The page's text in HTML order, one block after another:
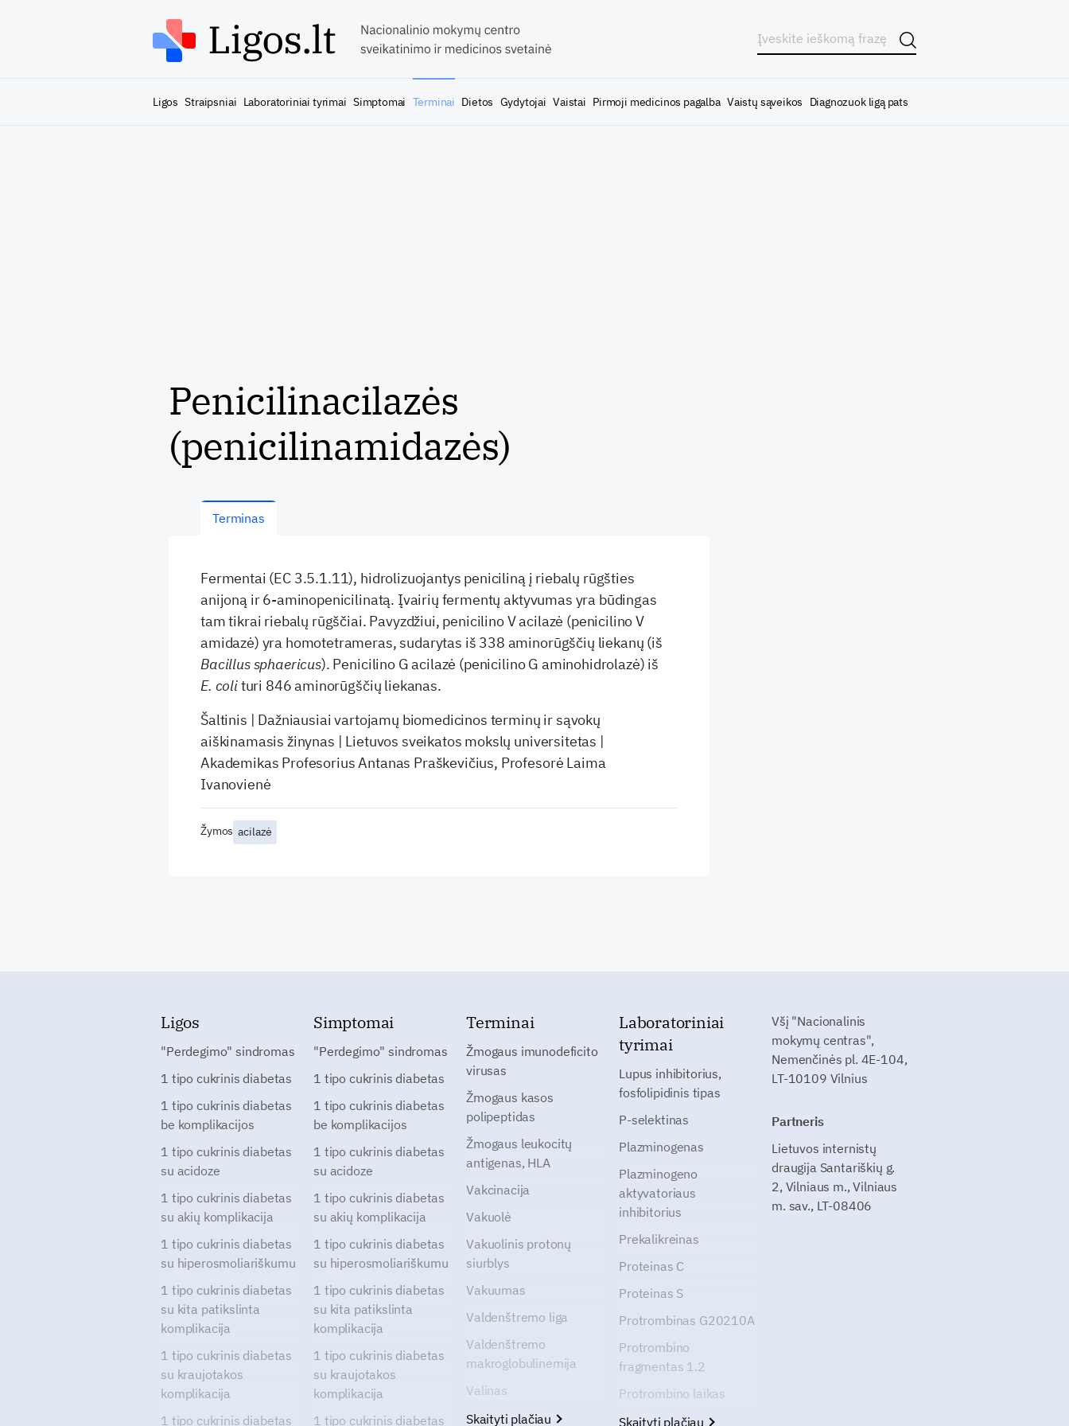
Ligos Straipsniai Laboratoriniai tyrimai Simptomai Terminai Dietos Gydytojai Vaistai Pirmoji medicinos pagalba Vaistų sąveikos Diagnozuok ligą pats
Penicilinacilazės
(penicilinamidazės)
Terminas
Fermentai (EC 3.5.1.11), hidrolizuojantys peniciliną į riebalų rūgšties
anijoną ir 6-aminopenicilinatą. Įvairių fermentų aktyvumas yra būdingas
tam tikrai riebalų rūgščiai. Pavyzdžiui, penicilino V acilazė (penicilino V
amidazė) yra homotetrameras, sudarytas iš 338 aminorūgščių liekanų (iš
Bacillus sphaericus). Penicilino G acilazė (penicilino G aminohidrolazė) iš
E. colituri 846 aminorūgščių liekanas.
Šaltinis | Dažniausiai vartojamų biomedicinos terminų ir sąvokų
aiškinamasis žinynas | Lietuvos sveikatos mokslų universitetas |
Akademikas Profesorius Antanas Praškevičius, Profesorė Laima
Ivanovienė
Žymos acilazė
Ligos
"Perdegimo" sindromas
1 tipo cukrinis diabetas
1 tipo cukrinis diabetas
be komplikacijos
1 tipo cukrinis diabetas
su acidoze
1 tipo cukrinis diabetas
su akių komplikacija
1 tipo cukrinis diabetas
su hiperosmoliariškumu
1 tipo cukrinis diabetas
su kita patikslinta
komplikacija
1 tipo cukrinis diabetas
su kraujotakos
komplikacija
1 tipo cukrinis diabetas
Simptomai
"Perdegimo" sindromas
1 tipo cukrinis diabetas
1 tipo cukrinis diabetas
be komplikacijos
1 tipo cukrinis diabetas
su acidoze
1 tipo cukrinis diabetas
su akių komplikacija
1 tipo cukrinis diabetas
su hiperosmoliariškumu
1 tipo cukrinis diabetas
su kita patikslinta
komplikacija
1 tipo cukrinis diabetas
su kraujotakos
komplikacija
1 tipo cukrinis diabetas
Terminai
Žmogaus imunodeficito
virusas
Žmogaus kasos
polipeptidas
Žmogaus leukocitų
antigenas, HLA
Vakcinacija
Vakuolė
Vakuolinis protonų
siurblys
Vakuumas
Valdenštremo liga
Valdenštremo
makroglobulinemija
Valinas
Skaityti plačiau
Laboratoriniai
tyrimai
Lupus inhibitorius,
fosfolipidinis tipas
P-selektinas
Plazminogenas
Plazminogeno
aktyvatoriaus
inhibitorius
Prekalikreinas
Proteinas C
Proteinas S
Protrombinas G20210A
Protrombino
fragmentas 1.2
Protrombino laikas
Skaityti plačiau
Všį "Nacionalinis
mokymų centras",
Nemenčinės pl. 4E-104,
LT-10109 Vilnius
Partneris
Lietuvos internistų
draugija Santariškių g.
2, Vilniaus m., Vilniaus
m. sav., LT-08406